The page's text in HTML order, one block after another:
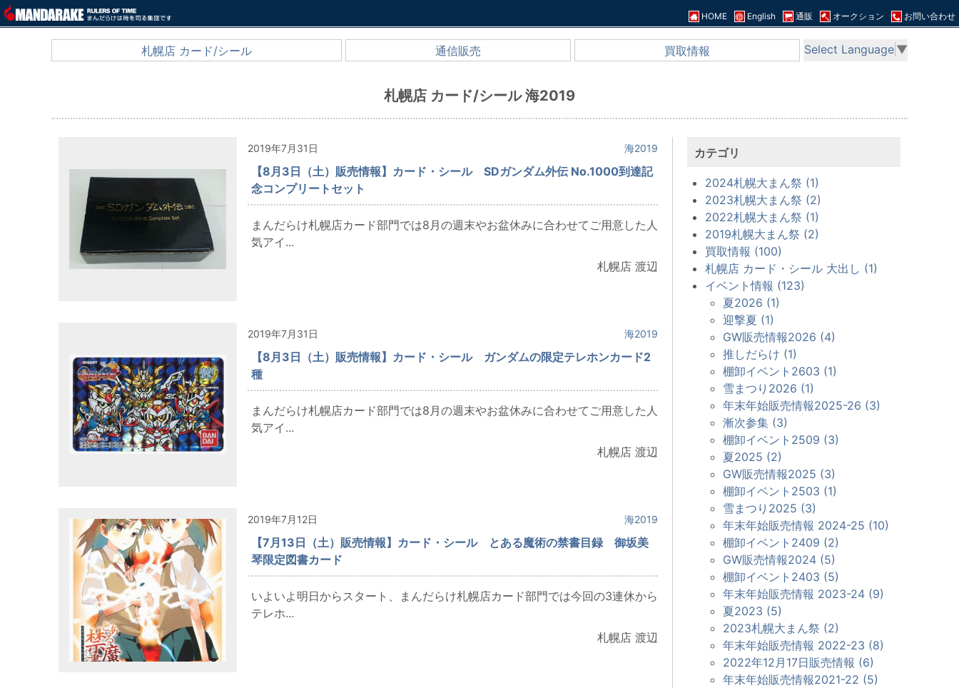
HOME English 通販 オークション お問い合わせ
札幌店 カード/シール 通信販売 買取情報 Select Language ▼
札幌店 カード/シール 海2019
2019年7月31日 海2019
【8月3日（土）販売情報】カード・シール SDガンダム外伝 No.1000到達記
念コンプリートセット
まんだらけ札幌店カード部門では8月の週末やお盆休みに合わせてご用意した人
気アイ...
札幌店 渡辺
2019年7月31日 海2019
【8月3日（土）販売情報】カード・シール ガンダムの限定テレホンカード2
種
まんだらけ札幌店カード部門では8月の週末やお盆休みに合わせてご用意した人
気アイ...
札幌店 渡辺
2019年7月12日 海2019
【7月13日（土）販売情報】カード・シール とある魔術の禁書目録 御坂美
琴限定図書カード
いよいよ明日からスタート、まんだらけ札幌店カード部門では今回の3連休から
テレホ...
札幌店 渡辺
カテゴリ
2024札幌大まん祭 (1)
2023札幌大まん祭 (2)
2022札幌大まん祭 (1)
2019札幌大まん祭 (2)
買取情報 (100)
札幌店 カード・シール 大出し (1)
イベント情報 (123)
夏2026 (1)
迎撃夏 (1)
GW販売情報2026 (4)
推しだらけ (1)
棚卸イベント2603 (1)
雪まつり2026 (1)
年末年始販売情報2025-26 (3)
漸次参集 (3)
棚卸イベント2509 (3)
夏2025 (2)
GW販売情報2025 (3)
棚卸イベント2503 (1)
雪まつり2025 (3)
年末年始販売情報 2024-25 (10)
棚卸イベント2409 (2)
GW販売情報2024 (5)
棚卸イベント2403 (5)
年末年始販売情報 2023-24 (9)
夏2023 (5)
2023札幌大まん祭 (2)
年末年始販売情報 2022-23 (8)
2022年12月17日販売情報 (6)
年末年始販売情報2021-22 (5)